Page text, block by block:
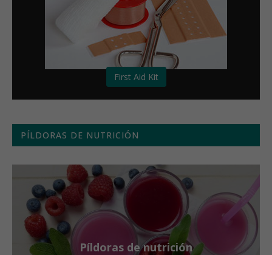
First Aid Kit
PÍLDORAS DE NUTRICIÓN
Píldoras de nutrición